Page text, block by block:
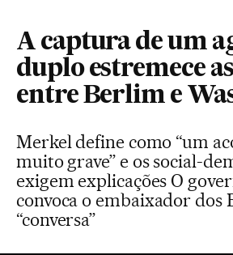
A captura de um
duplo estremece
entre Berlim e
Merkel define como “um
muito grave” e os social-
exigem explicações O
convoca o embaixador dos
“conversa”